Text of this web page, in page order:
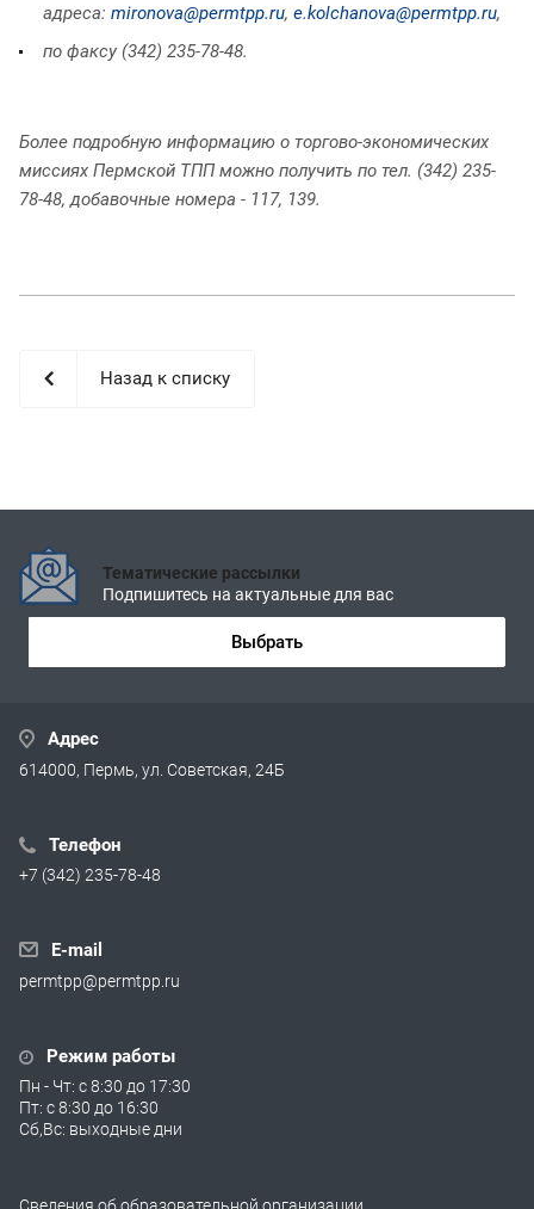
адреса: mironova@permtpp.ru, e.kolchanova@permtpp.ru,
по факсу (342) 235-78-48.
Более подробную информацию о торгово-экономических
миссиях Пермской ТПП можно получить по тел. (342) 235-
78-48, добавочные номера - 117, 139.
Назад к списку
Тематические рассылки
Подпишитесь на актуальные для вас
Выбрать
Адрес
614000, Пермь, ул. Советская, 24Б
Телефон
+7 (342) 235-78-48
E-mail
permtpp@permtpp.ru
Режим работы
Пн - Чт: с 8:30 до 17:30
Пт: с 8:30 до 16:30
Сб,Вс: выходные дни